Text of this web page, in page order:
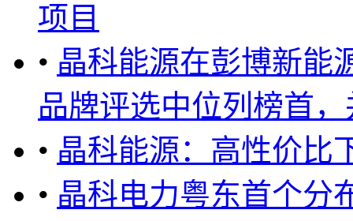
项目
• 晶科能源在彭博新能
品牌评选中位列榜首
• 晶科能源：高性价比
• 晶科电力粤东首个分